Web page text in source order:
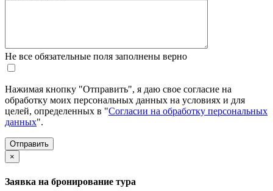
Не все обязательные поля заполнены верно
Нажимая кнопку "Отправить", я даю свое согласие на
обработку моих персональных данных на условиях и для
целей, определенных в "Согласии на обработку персональных
данных".
×
Заявка на бронирование тура